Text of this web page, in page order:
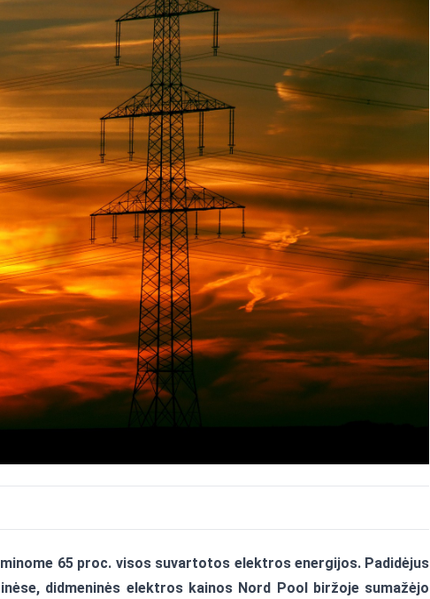
65 proc. visos suvartotos elektros energijos. Padidėjus
didmeninės elektros kainos Nord Pool biržoje sumažėjo